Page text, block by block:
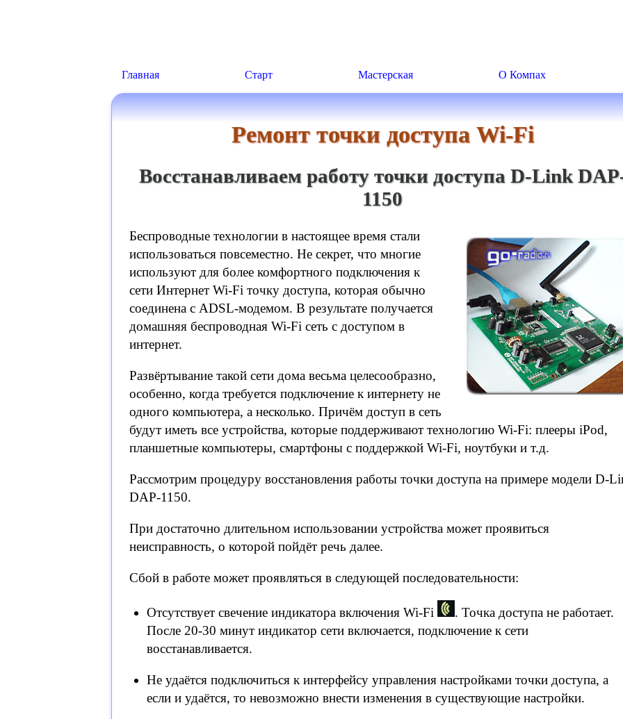
Главная Старт Мастерская О Компах
Ремонт точки доступа Wi-Fi
Восстанавливаем работу точки доступа D-Link
1150
Беспроводные технологии в настоящее время стали
использоваться повсеместно. Не секрет, что многие
используют для более комфортного подключения к
сети Интернет Wi-Fi точку доступа, которая обычно
соединена с ADSL-модемом. В результате получается
домашняя беспроводная Wi-Fi сеть с доступом в
интернет.
Развёртывание такой сети дома весьма целесообразно,
особенно, когда требуется подключение к интернету не
одного компьютера, а несколько. Причём доступ в сеть
будут иметь все устройства, которые поддерживают технологию Wi-Fi: плееры iPod,
планшетные компьютеры, смартфоны с поддержкой Wi-Fi, ноутбуки и т.д.
Рассмотрим процедуру восстановления работы точки доступа на примере модели D-
DAP-1150.
При достаточно длительном использовании устройства может проявиться
неисправность, о которой пойдёт речь далее.
Сбой в работе может проявляться в следующей последовательности:
Отсутствует свечение индикатора включения Wi-Fi
. Точка доступа не работает.
После 20-30 минут индикатор сети включается, подключение к сети
восстанавливается.
Не удаётся подключиться к интерфейсу управления настройками точки доступа, а
если и удаётся, то невозможно внести изменения в существующие настройки.